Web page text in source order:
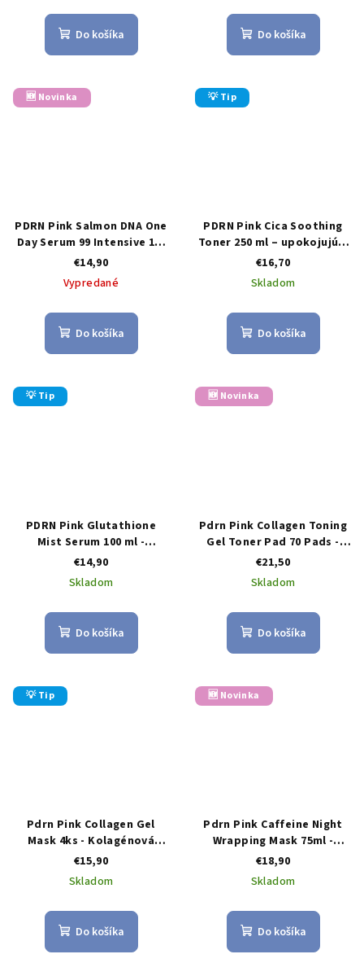
Do košíka Do košíka
🆕 Novinka
PDRN Pink Salmon DNA One
Day Serum 99 Intensive 1,5
ml × 10 ks – intenzívne
regeneračné sérum s PDRN
a kolagénom
€14,90
Vypredané
Do košíka
💡 Tip
PDRN Pink Cica Soothing
Toner 250 ml – upokojujúci
pleťový tonik
€16,70
Skladom
Do košíka
💡 Tip
PDRN Pink Glutathione
Mist Serum 100 ml -
viacúčelová pleťová hmla s
PDRN a glutatiónom
€14,90
Skladom
Do košíka
🆕 Novinka
Pdrn Pink Collagen Toning
Gel Toner Pad 70 Pads -
pleťové tampóniky s PDRN
a rúžovým kolagénom
€21,50
Skladom
Do košíka
💡 Tip
Pdrn Pink Collagen Gel
Mask 4ks - Kolagénová
gélová maska
€15,90
Skladom
Do košíka
🆕 Novinka
Pdrn Pink Caffeine Night
Wrapping Mask 75ml -
nočná peelingová maska s
PDRN a kofeínom pre
pevnejšiu a žiarivejšiu pleť
€18,90
Skladom
Do košíka